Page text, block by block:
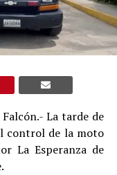
La tarde de
control de la moto
La Esperanza de